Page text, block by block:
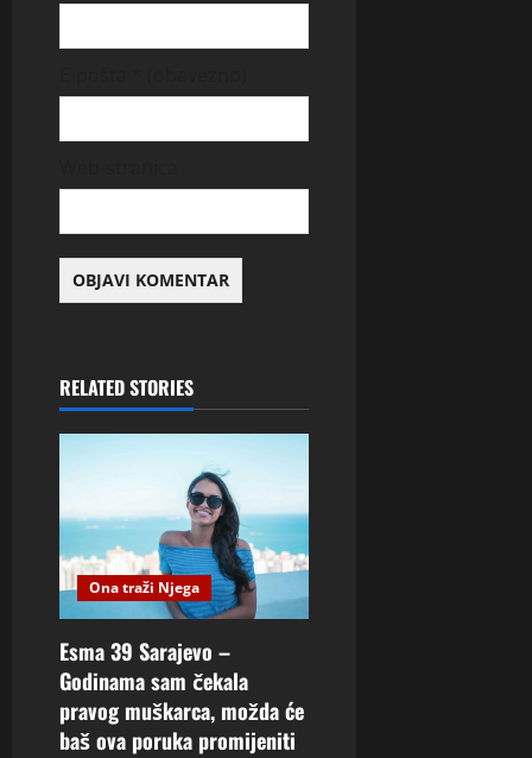
RELATED STORIES
Ona traži Njega
Esma 39 Sarajevo –
Godinama sam čekala
pravog muškarca, možda će
baš ova poruka promijeniti